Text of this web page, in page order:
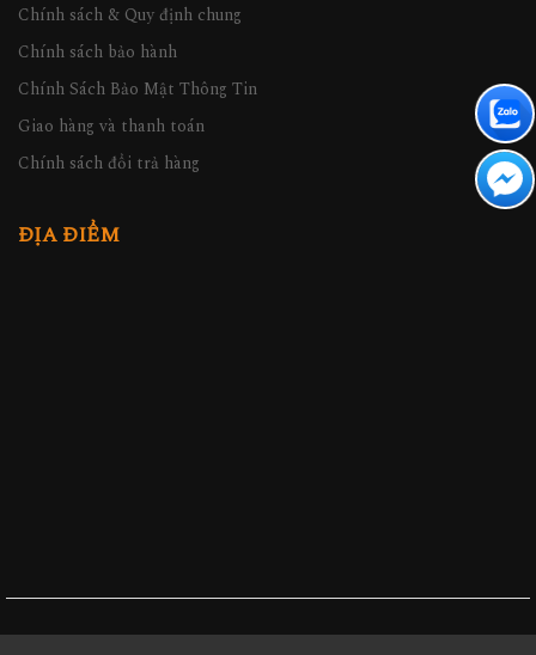
Chính sách & Quy định chung
Chính sách bảo hành
Chính Sách Bảo Mật Thông Tin
Giao hàng và thanh toán
Chính sách đổi trả hàng
ĐỊA ĐIỂM